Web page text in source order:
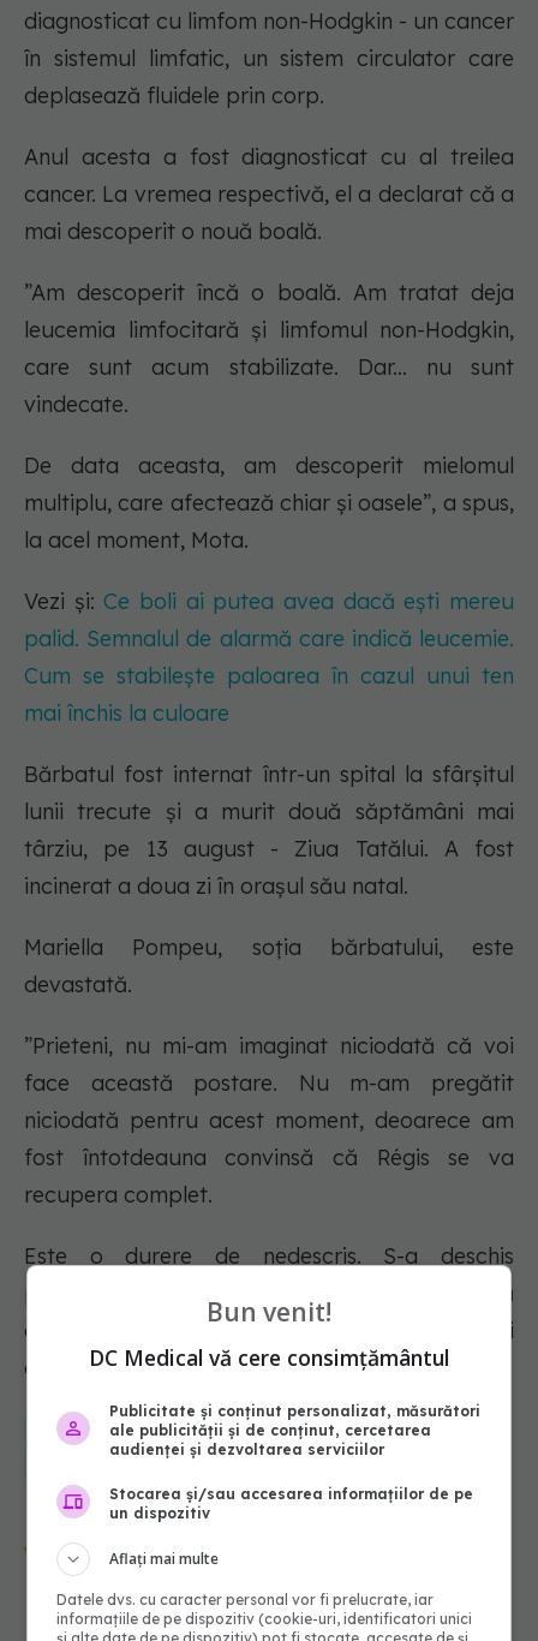
diagnosticat cu limfom non-Hodgkin - un cancer
în sistemul limfatic, un sistem circulator care
deplasează fluidele prin corp.
Anul acesta a fost diagnosticat cu al treilea
cancer. La vremea respectivă, el a declarat că a
mai descoperit o nouă boală.
”Am descoperit încă o boală. Am tratat deja
leucemia limfocitară și limfomul non-Hodgkin,
care sunt acum stabilizate. Dar... nu sunt
vindecate.
De data aceasta, am descoperit mielomul
multiplu, care afectează chiar și oasele”, a spus,
la acel moment, Mota.
Vezi și:Ce boli ai putea avea dacă ești mereu
palid. Semnalul de alarmă care indică leucemie.
Cum se stabilește paloarea în cazul unui ten
mai închis la culoare
Bărbatul fost internat într-un spital la sfârșitul
lunii trecute și a murit două săptămâni mai
târziu, pe 13 august - Ziua Tatălui. A fost
incinerat a doua zi în orașul său natal.
Mariella Pompeu, soția bărbatului, este
devastată.
”Prieteni, nu mi-am imaginat niciodată că voi
face această postare. Nu m-am pregătit
niciodată pentru acest moment, deoarece am
fost întotdeauna convinsă că Régis se va
recupera complet.
Este o durere de nedescris. S-a deschis
pământul și nu știu cum va fi viața fără
afecțiunea, compania și dragostea lui
absolută”, a mărturist femeia.
cancer medical creier sanatate oase tumori
abonează‑te!
Bun venit!
DC Medical vă cere consimțământul
Publicitate și conținut personalizat, măsurători
ale publicității și de conținut, cercetarea
audienței și dezvoltarea serviciilor
Stocarea și/sau accesarea informațiilor de pe
un dispozitiv
Aflați mai multe
Datele dvs. cu caracter personal vor fi prelucrate, iar
informațiile de pe dispozitiv (cookie-uri, identificatori unici